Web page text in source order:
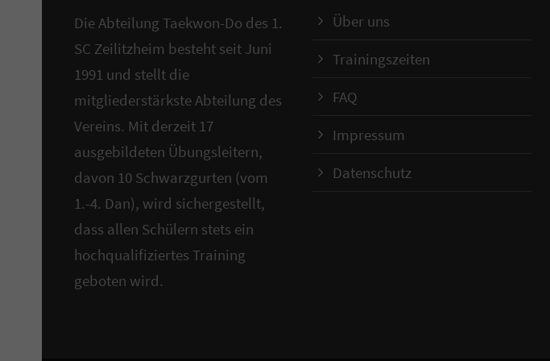
Die Abteilung Taekwon-Do des 1.
SC Zeilitzheim besteht seit Juni
1991 und stellt die
mitgliederstärkste Abteilung des
Vereins. Mit derzeit 17
ausgebildeten Übungsleitern,
davon 10 Schwarzgurten (vom
1.-4. Dan), wird sichergestellt,
dass allen Schülern stets ein
hochqualifiziertes Training
geboten wird.
Über uns
Trainingszeiten
FAQ
Impressum
Datenschutz